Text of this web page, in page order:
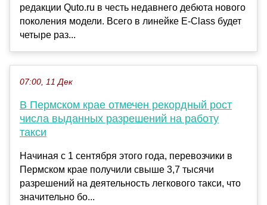
редакции Quto.ru в честь недавнего дебюта нового
поколения модели. Всего в линейке E-Class будет
четыре раз...
07:00, 11 Дек
В Пермском крае отмечен рекордный рост
числа выданных разрешений на работу
такси
Начиная с 1 сентября этого года, перевозчики в
Пермском крае получили свыше 3,7 тысячи
разрешений на деятельность легкового такси, что
значительно бо...